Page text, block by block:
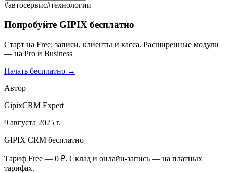
#автосервис#технологии
Попробуйте GIPIX бесплатно
Старт на Free: записи, клиенты и касса. Расширенные модули
— на Pro и Business
Начать бесплатно →
Автор
GipixCRM Expert
9 августа 2025 г.
GIPIX CRM бесплатно
Тариф Free — 0 ₽. Склад и онлайн-запись — на платных
тарифах.